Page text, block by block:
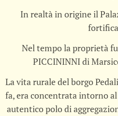
In realtà in origine il
Nel tempo la proprietà
PICCININNI di
La vita rurale del borgo
fa, era concentrata intorno al
autentico polo di